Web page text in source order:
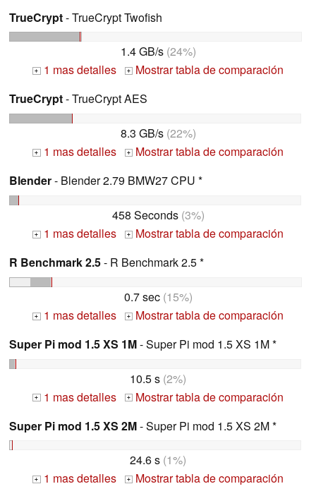
TrueCrypt- TrueCrypt Twofish
1.4 GB/s(24%)
+ 1 mas detalles +
Mostrar tabla de comparación
TrueCrypt- TrueCrypt AES
8.3 GB/s(22%)
+ 1 mas detalles +
Mostrar tabla de comparación
Blender- Blender 2.79 BMW27 CPU *
458 Seconds(3%)
+ 1 mas detalles +
Mostrar tabla de comparación
R Benchmark 2.5- R Benchmark 2.5 *
0.7 sec(15%)
+ 1 mas detalles +
Mostrar tabla de comparación
Super Pi mod 1.5 XS 1M- Super Pi mod 1.5 XS 1M *
10.5 s (2%)
+ 1 mas detalles +
Mostrar tabla de comparación
Super Pi mod 1.5 XS 2M- Super Pi mod 1.5 XS 2M *
24.6 s (1%)
+ 1 mas detalles +
Mostrar tabla de comparación